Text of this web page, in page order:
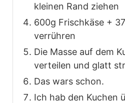
kleinen Rand ziehen
600g Frischkäse +
verrühren
Die Masse auf dem
verteilen und glatt
Das wars schon.
Ich hab den Kuchen